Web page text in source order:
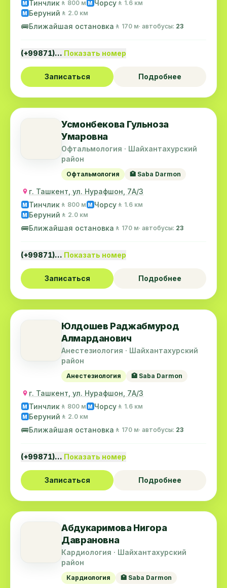
M Тинчлик 🚶 800 м M Чорсу 🚶 1.6 км
M Беруний 🚶 2.0 км
🚌Ближайшая остановка 🚶 170 м· автобусы: 23
(+99871)… Показать номер
Записаться Подробнее
Усмонбекова Гульноза
Умаровна
Офтальмология · Шайхантахурский
район
Офтальмология 🏥 Saba Darmon
г. Ташкент, ул. Нурафшон, 7А/3
M Тинчлик 🚶 800 м M Чорсу 🚶 1.6 км
M Беруний 🚶 2.0 км
🚌Ближайшая остановка 🚶 170 м· автобусы: 23
(+99871)… Показать номер
Записаться Подробнее
Юлдошев Раджабмурод
Алмарданович
Анестезиология · Шайхантахурский
район
Анестезиология 🏥 Saba Darmon
г. Ташкент, ул. Нурафшон, 7А/3
M Тинчлик 🚶 800 м M Чорсу 🚶 1.6 км
M Беруний 🚶 2.0 км
🚌Ближайшая остановка 🚶 170 м· автобусы: 23
(+99871)… Показать номер
Записаться Подробнее
Абдукаримова Нигора
Даврановна
Кардиология · Шайхантахурский
район
Кардиология 🏥 Saba Darmon